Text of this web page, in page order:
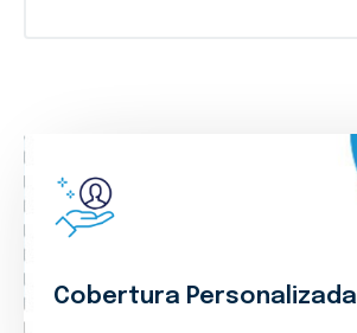
Cobertura Personalizada